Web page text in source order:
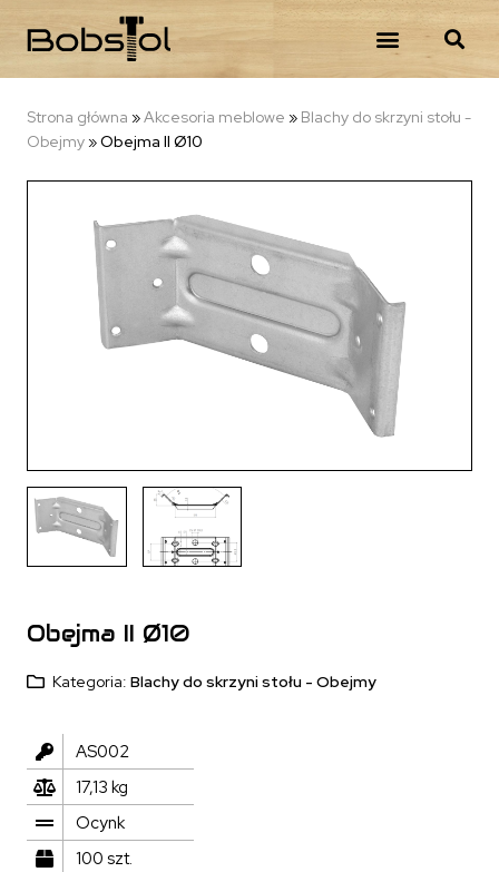
Strona główna »Akcesoria meblowe » Blachy do skrzyni stołu -
Obejmy »Obejma II Ø10
Obejma II Ø10
Kategoria: Blachy do skrzyni stołu - Obejmy
AS002
17,13 kg
Ocynk
100 szt.